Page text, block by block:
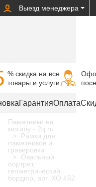
Выезд менеджера
% cкидка на все
товары и услуги
ГарантияОплата
Памятники на
могилу - 2q.ru
Рамки для
памятников и
гравировки
Овальный
портрет,
геометрический
бордюр, арт. XO.452